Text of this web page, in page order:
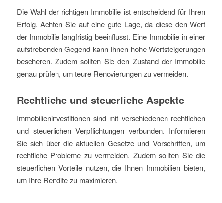
Die Wahl der richtigen Immobilie ist entscheidend für Ihren
Erfolg. Achten Sie auf eine gute Lage, da diese den Wert
der Immobilie langfristig beeinflusst. Eine Immobilie in einer
aufstrebenden Gegend kann Ihnen hohe Wertsteigerungen
bescheren. Zudem sollten Sie den Zustand der Immobilie
genau prüfen, um teure Renovierungen zu vermeiden.
Rechtliche und steuerliche Aspekte
Immobilieninvestitionen sind mit verschiedenen rechtlichen
und steuerlichen Verpflichtungen verbunden. Informieren
Sie sich über die aktuellen Gesetze und Vorschriften, um
rechtliche Probleme zu vermeiden. Zudem sollten Sie die
steuerlichen Vorteile nutzen, die Ihnen Immobilien bieten,
um Ihre Rendite zu maximieren.